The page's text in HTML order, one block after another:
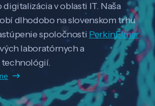
v oblasti IT. Naša
dlhodobo na slovenskom trhu
spoločnosti PerkinElmer
laboratórnych a